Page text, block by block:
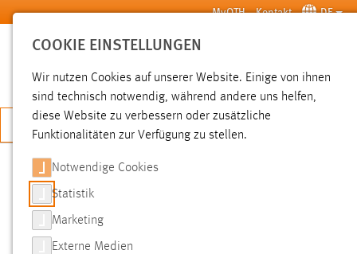
Zum Hauptinhalt springen MyOTH Kontakt DE
SUCHE
JETZT BEWERBEN
SUCHE
FILTER
COOKIE EINSTELLUNGEN
Wir nutzen Cookies auf unserer Website. Einige von ihnen
sind technisch notwendig, während andere uns helfen,
diese Website zu verbessern oder zusätzliche
Funktionalitäten zur Verfügung zu stellen.
Notwendige Cookies
Statistik
Marketing
Externe Medien